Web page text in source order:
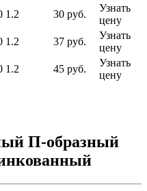
1.2 30 руб.
Узнать
цену
1.2 37 руб.
Узнать
цену
1.2 45 руб.
Узнать
цену
П-образный